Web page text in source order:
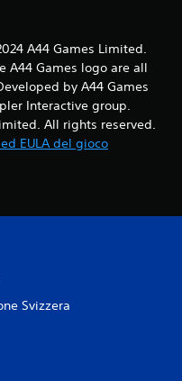
A44 Games Limited.
A44 Games logo are all
by A44 Games
Interactive group.
All rights reserved.
EULA del gioco
Svizzera